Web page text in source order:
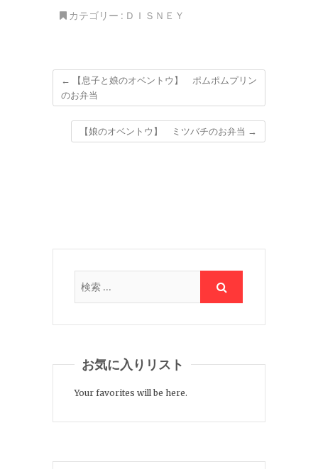
カテゴリー : ＤＩＳＮＥＹ
←
【息子と娘のオベントウ】 ポムポムプリン
のお弁当
【娘のオベントウ】 ミツバチのお弁当 →
お気に入りリスト
Your favorites will be here.